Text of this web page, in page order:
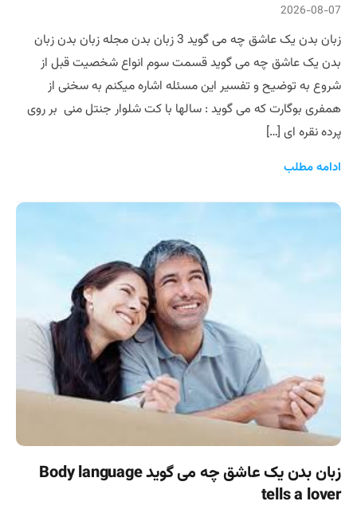
2026-08-07
زبان بدن یک عاشق چه می گوید 3 زبان بدن مجله زبان بدن زبان
بدن یک عاشق چه می گوید قسمت سوم انواع شخصیت قبل از
شروع به توضیح و تفسیر این مسئله اشاره میکنم به سخنی از
همفری بوگارت که می گوید : سالها با کت شلوار جنتل منی بر روی
پرده نقره ای […]
ادامه مطلب
زبان بدن یک عاشق چه می گوید Body language
tells a lover